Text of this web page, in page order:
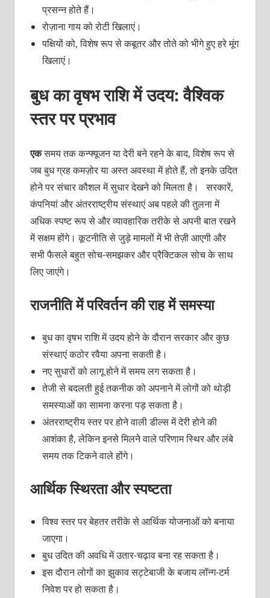
प्रसन्न होते हैं।
रोज़ाना गाय को रोटी खिलाएं।
पक्षियों को, विशेष रूप से कबूतर और तोते को भीगे हुए हरे मूंग
खिलाएं।
बुध का वृषभ राशि में उदय: वैश्विक
स्तर पर प्रभाव
एकसमय तक कन्फ्यूजन या देरी बने रहने के बाद, विशेष रूप से
जब बुध ग्रह कमज़ोर या अस्त अवस्था में होते हैं, तो इनके उदित
होने पर संचार कौशल में सुधार देखने को मिलता है। सरकारें,
कंपनियां और अंतरराष्ट्रीय संस्थाएं अब पहले की तुलना में
अधिक स्पष्ट रूप से और व्यावहारिक तरीके से अपनी बात रखने
में सक्षम होंगे। कूटनीति से जुड़े मामलों में भी तेज़ी आएगी और
सभी फैसले बहुत सोच-समझकर और प्रैक्टिकल सोच के साथ
लिए जाएंगे।
राजनीति में परिवर्तन की राह में समस्या
बुध का वृषभ राशि में उदय होने के दौरान सरकार और कुछ
संस्थाएं कठोर रवैया अपना सकती है।
नए सुधारों को लागू होने में समय लग सकता है।
तेजी से बदलती हुई तकनीक को अपनाने में लोगों को थोड़ी
समस्याओं का सामना करना पड़ सकता है।
अंतरराष्ट्रीय स्तर पर होने वाली डील्स में देरी होने की
आशंका है, लेकिन इनसे मिलने वाले परिणाम स्थिर और लंबे
समय तक टिकने वाले होंगे।
आर्थिक स्थिरता और स्पष्टता
विश्व स्तर पर बेहतर तरीके से आर्थिक योजनाओं को बनाया
जाएगा।
बुध उदित की अवधि में उतार-चढ़ाव बना रह सकता है।
इस दौरान लोगों का झुकाव सट्टेबाजी के बजाय लॉन्ग-टर्म
निवेश पर हो सकता है।